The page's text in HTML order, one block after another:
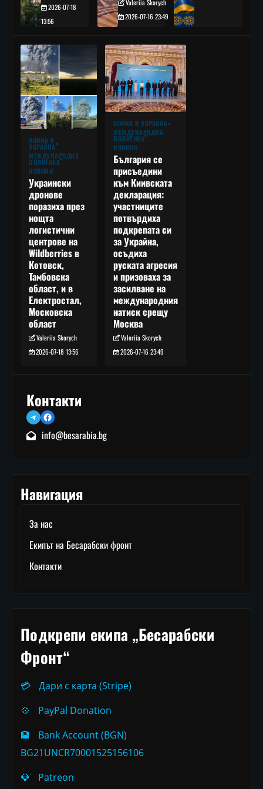
2026-07-18
13:56
Valeriia Skorych
2026-07-16 23:49
ВОЙНА В
УКРАЙНА
МЕЖДУНАРОДНА
ПОЛИТИКА
НОВИНИ
Украински
дронове
поразиха през
нощта
логистични
центрове на
Wildberries в
Котовск,
Тамбовска
област, и в
Електростал,
Московска
област
Valeriia Skorych
2026-07-18 13:56
ВОЙНА В УКРАЙНА
МЕЖДУНАРОДНА
ПОЛИТИКА
НОВИНИ
България се
присъедини
към Киивската
декларация:
участниците
потвърдиха
подкрепата си
за Украйна,
осъдиха
руската агресия
и призоваха за
засилване на
международния
натиск срещу
Москва
Valeriia Skorych
2026-07-16 23:49
Контакти
TelegramFacebook
info@besarabia.bg
Навигация
За нас
Екипът на Бесарабски фронт
Контакти
Подкрепи екипа „Бесарабски
Фронт“
💳
Дари с карта (Stripe)
💠
PayPal Donation
🏦
Bank Account (BGN)
BG21UNCR70001525156106
💎
Patreon